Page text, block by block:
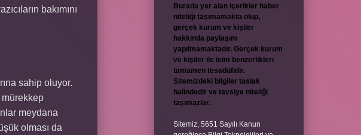
bakımını
sahip oluyor.
meydana
olması da
Burada yer alan içerikler haber
niteliği taşımamakta olup,
gerçek kurum ve kişiler
hakkında paylaşım
yapılmamaktadır. Gerçek kurum
ve kişiler ile isim benzerlikleri
tamamen tesadüfidir.
Sitemizdeki bilgiler taslak
halindedir ve tavsiye niteliği
taşımazlar.
Sitemiz, 5651 Sayılı Kanun